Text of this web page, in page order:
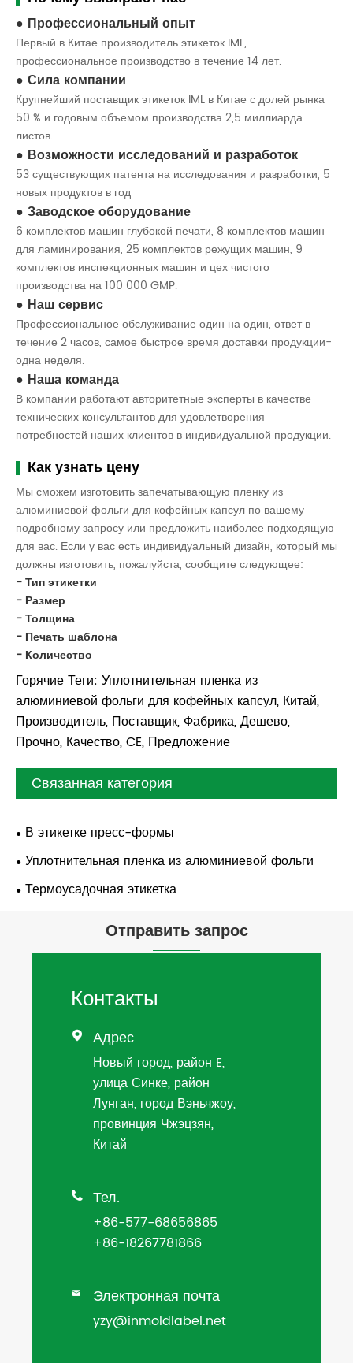
Профессиональный опыт
Первый в Китае производитель этикеток IML,
профессиональное производство в течение 14 лет.
Сила компании
Крупнейший поставщик этикеток IML в Китае с долей рынка
50 % и годовым объемом производства 2,5 миллиарда
листов.
Возможности исследований и разработок
53 существующих патента на исследования и разработки, 5
новых продуктов в год
Заводское оборудование
6 комплектов машин глубокой печати, 8 комплектов машин
для ламинирования, 25 комплектов режущих машин, 9
комплектов инспекционных машин и цех чистого
производства на 100 000 GMP.
Наш сервис
Профессиональное обслуживание один на один, ответ в
течение 2 часов, самое быстрое время доставки продукции-
одна неделя.
Наша команда
В компании работают авторитетные эксперты в качестве
технических консультантов для удовлетворения
потребностей наших клиентов в индивидуальной продукции.
Как узнать цену
Мы сможем изготовить запечатывающую пленку из
алюминиевой фольги для кофейных капсул по вашему
подробному запросу или предложить наиболее подходящую
для вас. Если у вас есть индивидуальный дизайн, который мы
должны изготовить, пожалуйста, сообщите следующее:
- Тип этикетки
- Размер
- Толщина
- Печать шаблона
- Количество
Горячие Теги: Уплотнительная пленка из
алюминиевой фольги для кофейных капсул, Китай,
Производитель, Поставщик, Фабрика, Дешево,
Прочно, Качество, CE, Предложение
Связанная категория
В этикетке пресс-формы
Уплотнительная пленка из алюминиевой фольги
Термоусадочная этикетка
Отправить запрос
Контакты
 Адрес
Новый город, район E,
улица Синке, район
Лунган, город Вэньчжоу,
провинция Чжэцзян,
Китай
 Тел.
+86-577-68656865
+86-18267781866
 Электронная почта
yzy@inmoldlabel.net